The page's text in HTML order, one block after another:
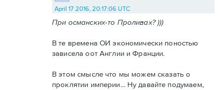
April 17 2016, 20:17:06 UTC
При османских-то Проливах? )))
В те времена ОИ экономически поностью
зависела оот Англии и Франции.
В этом смысле что мы можем сказать о
проклятии империи… Ну давайте подумаем,